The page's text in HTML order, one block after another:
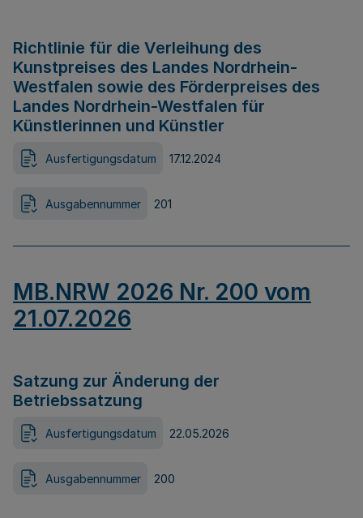
Richtlinie für die Verleihung des
Kunstpreises des Landes Nordrhein-
Westfalen sowie des Förderpreises des
Landes Nordrhein-Westfalen für
Künstlerinnen und Künstler
Ausfertigungsdatum 17.12.2024
Ausgabennummer 201
MB.NRW 2026 Nr. 200 vom
21.07.2026
Satzung zur Änderung der
Betriebssatzung
Ausfertigungsdatum 22.05.2026
Ausgabennummer 200